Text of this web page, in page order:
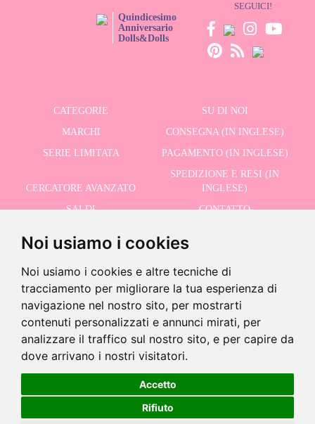
Noi usiamo i cookies
Noi usiamo i cookies e altre tecniche di
tracciamento per migliorare la tua esperienza di
navigazione nel nostro sito, per mostrarti
contenuti personalizzati e annunci mirati, per
analizzare il traffico sul nostro sito, e per capire da
dove arrivano i nostri visitatori.
Accetto
Rifiuto
-10% · Valido fino al 31/08/2026
49,95 €
44,95 € +
-
Aggiungi al carrello
Quindicesimo
Anniversario
Dolls&Dolls
SEGUICI!
CATEGORIE
SU DI NOI
MARCHI
CONSEGNA (IN INGLESE)
SERIE LIMITATA
PAGAMENTO (IN INGLESE)
CERCATORE AVANZATO
SPEDIZIONE E RESI (IN
INGLESE)
SALDI
CONTATTO
©2026 Dolls And Dolls. Tutti i diritti riservati.
Politica sui
cookie (in inglese)